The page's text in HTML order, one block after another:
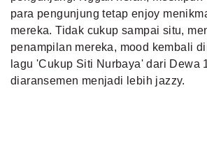
para pengunjung tetap enjoy
mereka. Tidak cukup sampai situ,
penampilan mereka, mood kembali
lagu 'Cukup Siti Nurbaya' dari Dewa
diaransemen menjadi lebih jazzy.